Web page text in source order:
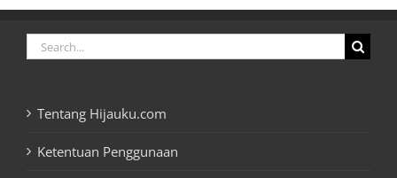
Search
for:
Tentang Hijauku.com
Ketentuan Penggunaan